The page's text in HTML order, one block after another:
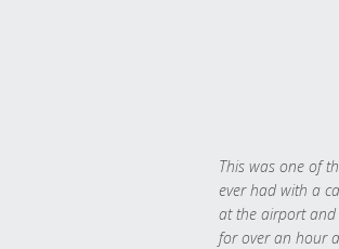
This was one of
ever had with a
at the airport and
for over an hour